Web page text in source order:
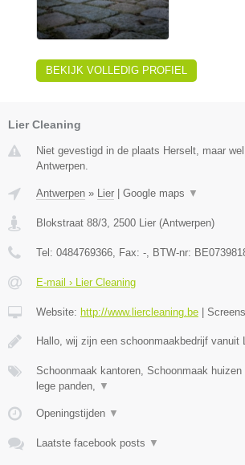
BEKIJK VOLLEDIG PROFIEL
Lier Cleaning
Niet gevestigd in de plaats Herselt, maar
Antwerpen.
Antwerpen » Lier Google maps ▼
Blokstraat 88/3 2500 Lier (Antwerpen)
Tel: 0484769366 , Fax: - , BTW-nr:
E-mail › Lier Cleaning
Website: http://www.liercleaning.be
Hallo, wij zijn een schoonmaakbedrijf vanuit
Schoonmaak kantoren, Schoonmaak
lege panden,
▼
Openingstijden ▼
Laatste facebook posts ▼